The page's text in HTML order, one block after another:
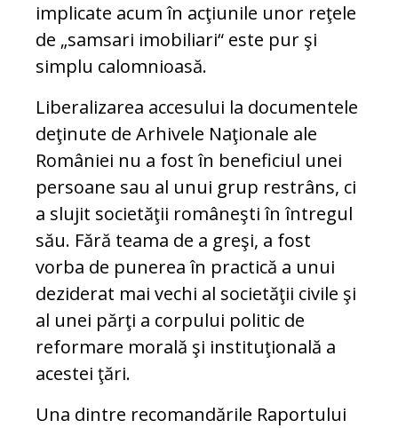
implicate acum în acţiunile unor reţele
de „samsari imobiliari“ este pur şi
simplu calomnioasă.
Liberalizarea accesului la documentele
deţinute de Arhivele Naţionale ale
României nu a fost în beneficiul unei
persoane sau al unui grup restrâns, ci
a slujit societăţii româneşti în întregul
său. Fără teama de a greşi, a fost
vorba de punerea în practică a unui
deziderat mai vechi al societăţii civile şi
al unei părţi a corpului politic de
reformare morală şi instituţională a
acestei ţări.
Una dintre recomandările Raportului